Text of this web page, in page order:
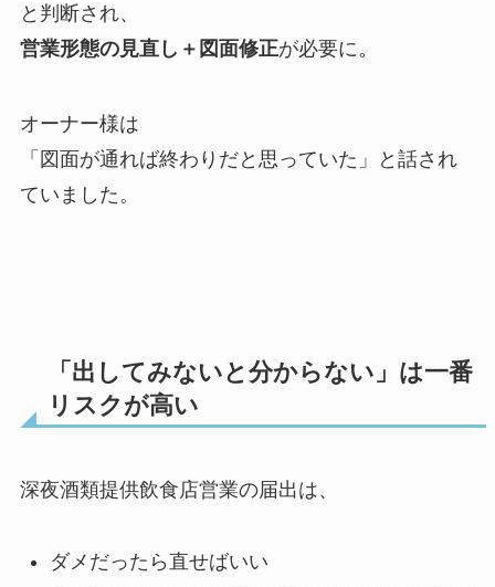
と判断され、
営業形態の見直し＋図面修正が必要に。
オーナー様は
「図面が通れば終わりだと思っていた」と話され
ていました。
「出してみないと分からない」は一番
リスクが高い
深夜酒類提供飲食店営業の届出は、
ダメだったら直せばいい